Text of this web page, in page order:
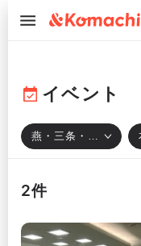
イベント
燕・三条・…
2件